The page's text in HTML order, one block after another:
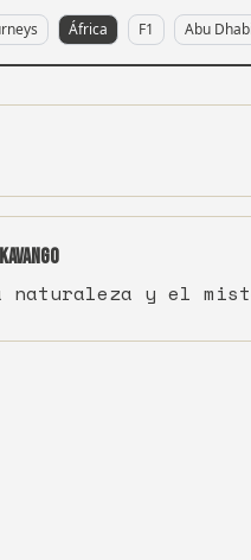
África F1 Abu Dhabi
naturaleza y el